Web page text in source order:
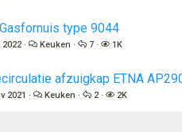
type 9044
2022 Keuken 7 1K
afzuigkap ETNA
2021 Keuken 2 2K